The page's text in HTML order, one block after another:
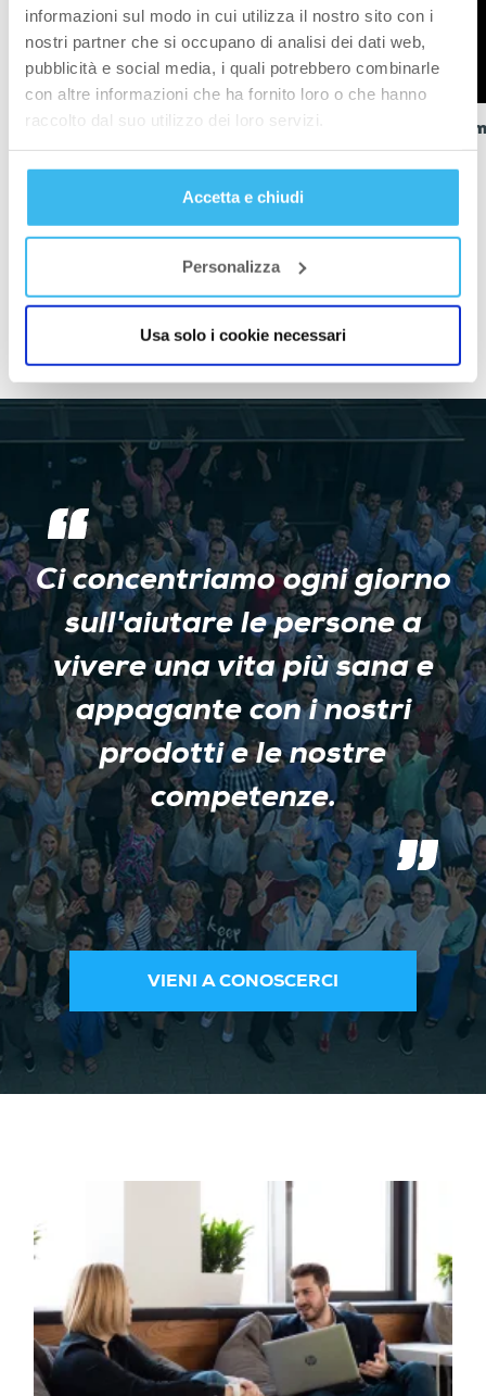
informazioni sul modo in cui utilizza il nostro sito con i
nostri partner che si occupano di analisi dei dati web,
pubblicità e social media, i quali potrebbero combinarle
con altre informazioni che ha fornito loro o che hanno
raccolto dal suo utilizzo dei loro servizi.
Accetta e chiudi
Personalizza
Usa solo i cookie necessari
Previous Next
Ci concentriamo ogni giorno
sull'aiutare le persone a
vivere una vita più sana e
appagante con i nostri
prodotti e le nostre
competenze.
VIENI A CONOSCERCI